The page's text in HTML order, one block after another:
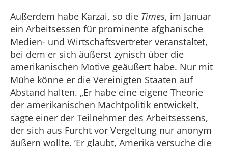
Außerdem habe Karzai, so die Times, im Januar
ein Arbeitsessen für prominente afghanische
Medien- und Wirtschaftsvertreter veranstaltet,
bei dem er sich äußerst zynisch über die
amerikanischen Motive geäußert habe. Nur mit
Mühe könne er die Vereinigten Staaten auf
Abstand halten. „Er habe eine eigene Theorie
der amerikanischen Machtpolitik entwickelt,
sagte einer der Teilnehmer des Arbeitsessens,
der sich aus Furcht vor Vergeltung nur anonym
äußern wollte. ’Er glaubt, Amerika versuche die